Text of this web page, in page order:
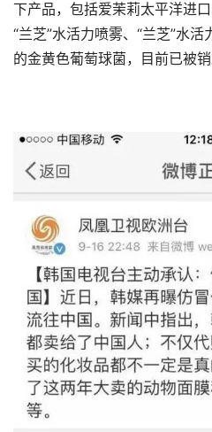
下产品，包括爱茉莉太平洋进口
“兰芝”水活力喷雾、“兰芝”水
的金黄色葡萄球菌，目前已被销